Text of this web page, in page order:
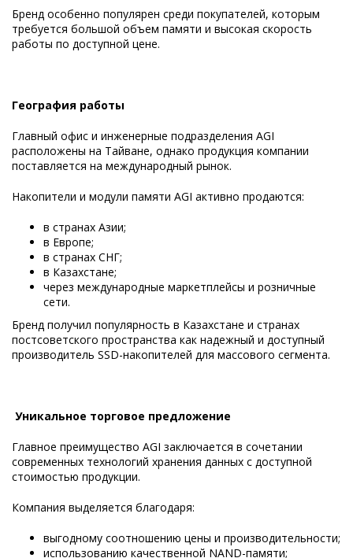
Бренд особенно популярен среди покупателей, которым
требуется большой объем памяти и высокая скорость
работы по доступной цене.
География работы
Главный офис и инженерные подразделения AGI
расположены на Тайване, однако продукция компании
поставляется на международный рынок.
Накопители и модули памяти AGI активно продаются:
в странах Азии;
в Европе;
в странах СНГ;
в Казахстане;
через международные маркетплейсы и розничные
сети.
Бренд получил популярность в Казахстане и странах
постсоветского пространства как надежный и доступный
производитель SSD-накопителей для массового сегмента.
Уникальное торговое предложение
Главное преимущество AGI заключается в сочетании
современных технологий хранения данных с доступной
стоимостью продукции.
Компания выделяется благодаря:
выгодному соотношению цены и производительности;
использованию качественной NAND-памяти;